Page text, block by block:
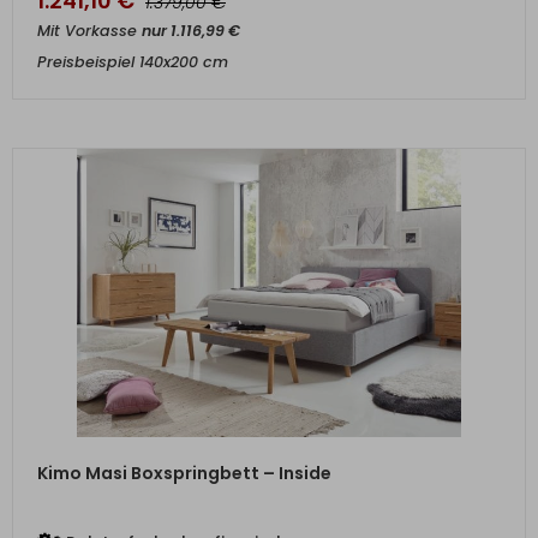
Mit Vorkasse nur1.116,99€
Preisbeispiel 140x200 cm
ZUM PRODUKT
Kimo Masi Boxspringbett – Inside